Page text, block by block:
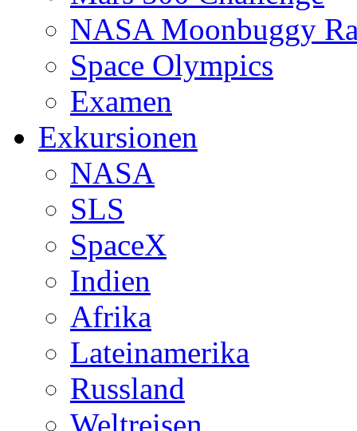
NASA Moonbuggy
Space Olympics
Examen
Exkursionen
NASA
SLS
SpaceX
Indien
Afrika
Lateinamerika
Russland